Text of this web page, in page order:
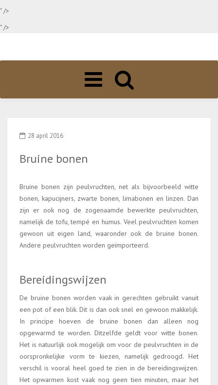
" />
" />
Toggle
navigation
28 april 2016
Bruine bonen
Bruine bonen zijn peulvruchten, net als bijvoorbeeld witte
bonen, kapucijners, zwarte bonen, limabonen en linzen. Dan
zijn er ook nog de zogenaamde bewerkte peulvruchten,
namelijk de tofu, tempé en humus. Veel peulvruchten komen
gewoon uit eigen land, waaronder ook de bruine bonen.
Andere peulvruchten worden geïmporteerd.
Bereidingswijzen
De bruine bonen worden vaak in gerechten gebruikt vanuit
een pot of een blik. Dit is dan ook snel en gewoon makkelijk.
In principe hoeven de bruine bonen dan alleen nog
opgewarmd te worden. Ditzelfde geldt voor witte bonen.
Het is natuurlijk ook mogelijk om voor de peulvruchten in de
oorspronkelijke vorm te kiezen, namelijk gedroogd. Het
verschil is vooral heel goed te zien in de bereidingswijzen.
Het opwarmen kost vaak nog geen tien minuten, maar het